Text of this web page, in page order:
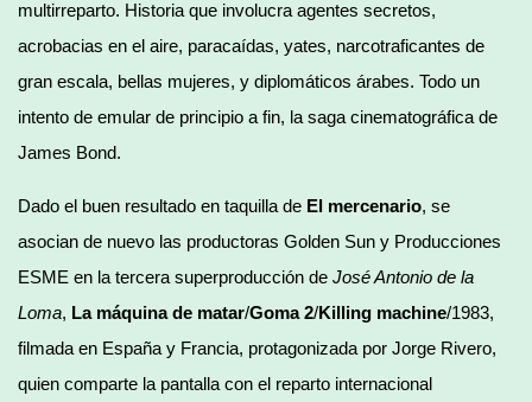
multirreparto. Historia que involucra agentes secretos,
acrobacias en el aire, paracaídas, yates, narcotraficantes de
gran escala, bellas mujeres, y diplomáticos árabes. Todo un
intento de emular de principio a fin, la saga cinematográfica de
James Bond.
Dado el buen resultado en taquilla de El mercenario, se
asocian de nuevo las productoras Golden Sun y Producciones
ESME en la tercera superproducción de José Antonio de la
Loma, La máquina de matar/Goma 2/Killing machine/1983,
filmada en España y Francia, protagonizada por Jorge Rivero,
quien comparte la pantalla con el reparto internacional